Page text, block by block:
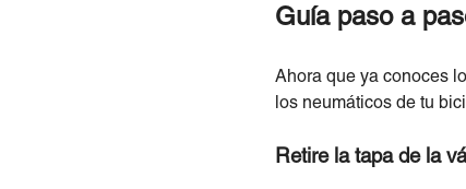
Guía paso a
Ahora que ya conoces
los neumáticos de tu
Retire la tapa de la